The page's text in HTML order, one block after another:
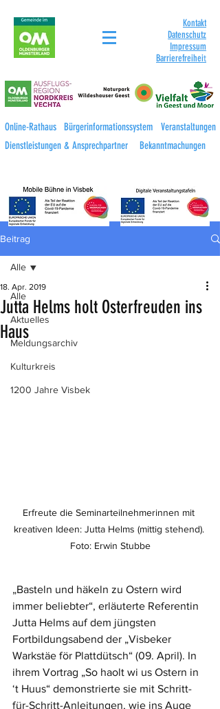
Kontakt
Datenschutz
Impressum
Barrierefreiheit
Online-Rathaus Bürgerinformationssystem
Veranstaltungen
Dienstleistungen & Ansprechpartner
Bekanntmachungen
Beitrag
Alle
Aktuelles
Meldungsarchiv
Kulturkreis
1200 Jahre Visbek
Alle
Jutta Helms holt Osterfreuden ins
Haus
18. Apr. 2019
Erfreute die Seminarteilnehmerinnen mit
kreativen Ideen: Jutta Helms (mittig stehend).
Foto: Erwin Stubbe
„Basteln und häkeln zu Ostern wird
immer beliebter“, erläuterte Referentin
Jutta Helms auf dem jüngsten
Fortbildungsabend der „Visbeker
Warkstäe för Plattdütsch“ (09. April). In
ihrem Vortrag „So haolt wi us Ostern in
‘t Huus“ demonstrierte sie mit Schritt-
für-Schritt-Anleitungen, wie ins Auge